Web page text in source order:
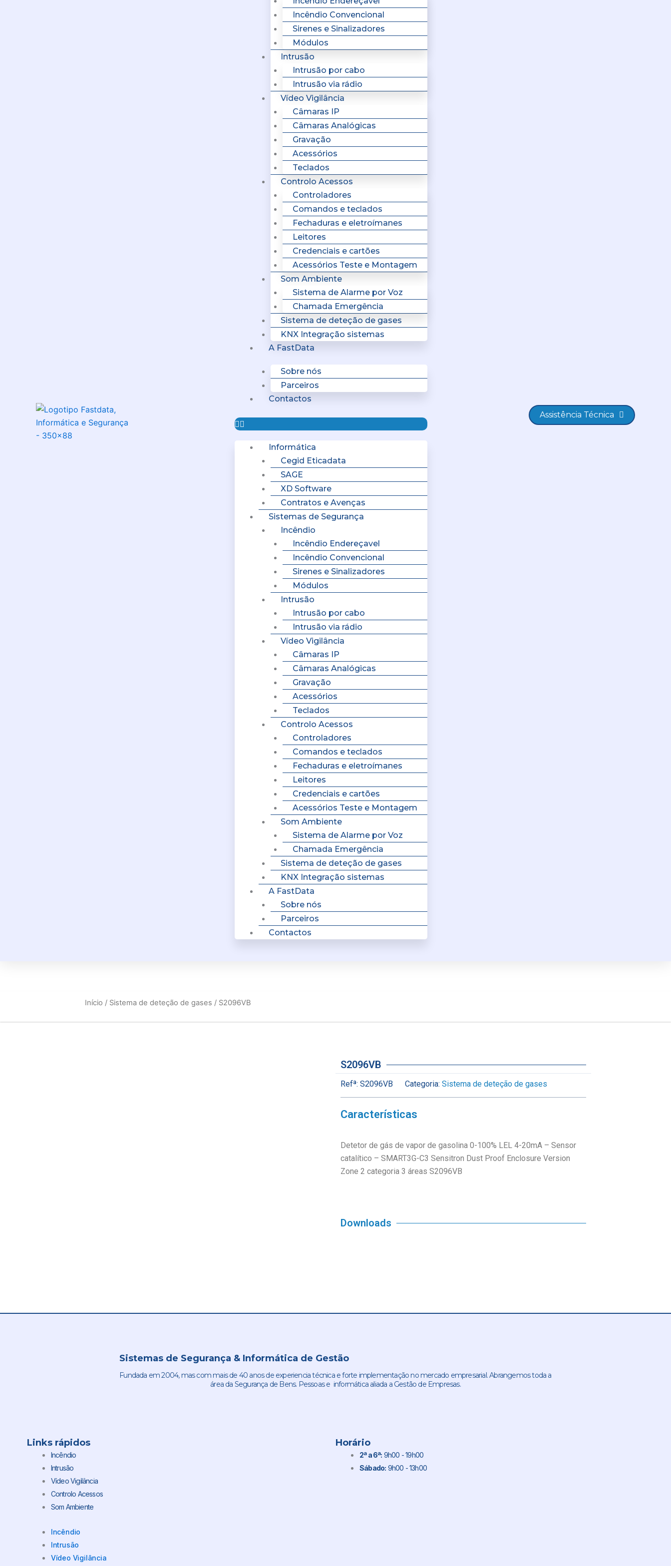
Incêndio Convencional
Sirenes e Sinalizadores
Módulos
Intrusão
Intrusão por cabo
Intrusão via rádio
Vídeo Vigilância
Câmaras IP
Câmaras Analógicas
Gravação
Acessórios
Teclados
Controlo Acessos
Controladores
Comandos e teclados
Fechaduras e eletroímanes
Leitores
Credenciais e cartões
Acessórios Teste e Montagem
Som Ambiente
Sistema de Alarme por Voz
Chamada Emergência
Sistema de deteção de gases
KNX Integração sistemas
A FastData
Sobre nós
Parceiros
Contactos
Informática
Cegid Eticadata
SAGE
XD Software
Contratos e Avenças
Sistemas de Segurança
Incêndio
Incêndio Endereçavel
Incêndio Convencional
Sirenes e Sinalizadores
Módulos
Intrusão
Intrusão por cabo
Intrusão via rádio
Vídeo Vigilância
Câmaras IP
Câmaras Analógicas
Gravação
Acessórios
Teclados
Controlo Acessos
Controladores
Comandos e teclados
Fechaduras e eletroímanes
Leitores
Credenciais e cartões
Acessórios Teste e Montagem
Som Ambiente
Sistema de Alarme por Voz
Chamada Emergência
Sistema de deteção de gases
KNX Integração sistemas
A FastData
Sobre nós
Parceiros
Contactos
Assistência Técnica
Início / Sistema de deteção de gases / S2096VB
S2096VB
Refª: S2096VB Categoria: Sistema de deteção de gases
Características
Detetor de gás de vapor de gasolina 0-100% LEL 4-20mA – Sensor
catalítico – SMART3G-C3 Sensitron Dust Proof Enclosure Version
Zone 2 categoria 3 áreas S2096VB
Downloads
Sistemas de Segurança & Informática de Gestão
Fundada em 2004, mas com mais de 40 anos de experiencia técnica e forte implementação no mercado empresarial. Abrangemos toda a
área da Segurança de Bens. Pessoas e informática aliada a Gestão de Empresas.
Links rápidos
Incêndio
Intrusão
Vídeo Vigilância
Controlo Acessos
Som Ambiente
Incêndio
Intrusão
Vídeo Vigilância
Horário
2ª a 6ª: 9h00 - 19h00
Sábado: 9h00 - 13h00